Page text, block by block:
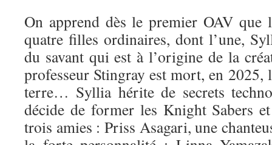
On apprend dès le premier OAV que
quatre filles ordinaires, dont l’une,
du savant qui est à l’origine de la
professeur Stingray est mort, en 2025,
terre… Syllia hérite de secrets
décide de former les Knight Sabers
trois amies : Priss Asagari, une